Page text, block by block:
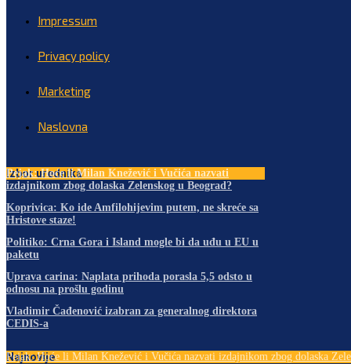
Impressum
Privacy policy
Marketing
Naslovna
Izbor urednika
Pejak: Hoće li Milan Knežević i Vučića nazvati
izdajnikom zbog dolaska Zelenskog u Beograd?
Koprivica: Ko ide Amfilohijevim putem, ne skreće sa
Hristove staze!
Politiko: Crna Gora i Island mogle bi da uđu u EU u
paketu
Uprava carina: Naplata prihoda porasla 5,5 odsto u
odnosu na prošlu godinu
Vladimir Čađenović izabran za generalnog direktora
CEDIS-a
Najnovije
Pejak: Hoće li Milan Knežević i Vučića nazvati izdajnikom zbog dolaska